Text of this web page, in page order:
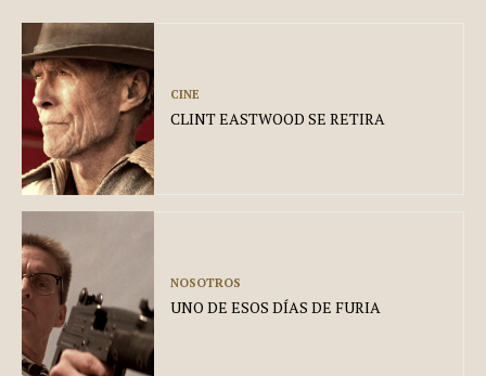
CINE
CLINT EASTWOOD SE RETIRA
NOSOTROS
UNO DE ESOS DÍAS DE FURIA